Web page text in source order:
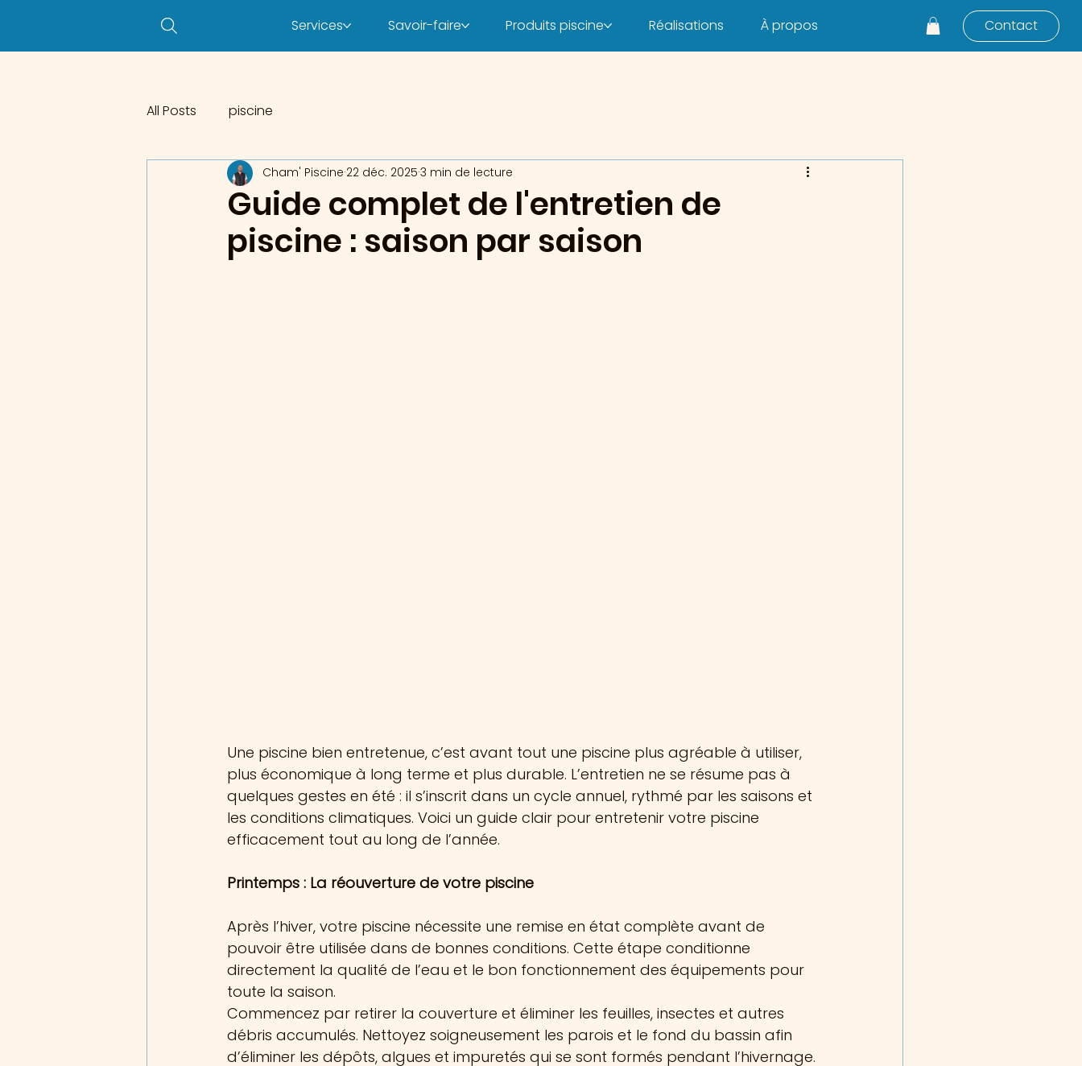
Services Savoir-faire Produits piscine Réalisations À propos Contact
All Posts piscine
Guide complet de l'entretien de
piscine : saison par saison
Cham' Piscine 22 déc. 2025 3 min de lecture
Une piscine bien entretenue, c’est avant tout une piscine plus agréable à utiliser,
plus économique à long terme et plus durable. L’entretien ne se résume pas à
quelques gestes en été : il s’inscrit dans un cycle annuel, rythmé par les saisons et
les conditions climatiques. Voici un guide clair pour entretenir votre piscine
efficacement tout au long de l’année.
Printemps : La réouverture de votre piscine
Après l’hiver, votre piscine nécessite une remise en état complète avant de
pouvoir être utilisée dans de bonnes conditions. Cette étape conditionne
directement la qualité de l’eau et le bon fonctionnement des équipements pour
toute la saison.
Commencez par retirer la couverture et éliminer les feuilles, insectes et autres
débris accumulés. Nettoyez soigneusement les parois et le fond du bassin afin
d’éliminer les dépôts, algues et impuretés qui se sont formés pendant l’hivernage.